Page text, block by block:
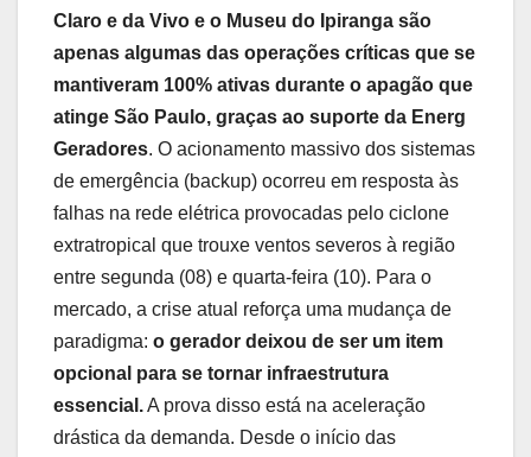
Claro e da Vivo e o Museu do Ipiranga são
apenas algumas das operações críticas que se
mantiveram 100% ativas durante o apagão que
atinge São Paulo, graças ao suporte da Energ
Geradores. O acionamento massivo dos sistemas
de emergência (backup) ocorreu em resposta às
falhas na rede elétrica provocadas pelo ciclone
extratropical que trouxe ventos severos à região
entre segunda (08) e quarta-feira (10). Para o
mercado, a crise atual reforça uma mudança de
paradigma: o gerador deixou de ser um item
opcional para se tornar infraestrutura
essencial.A prova disso está na aceleração
drástica da demanda. Desde o início das